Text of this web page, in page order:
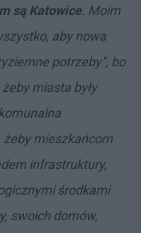
są Katowice. Moim
aby nowa
potrzeby", bo
miasta były
żeby mieszkańcom
infrastruktury,
środkami
swoich domów,